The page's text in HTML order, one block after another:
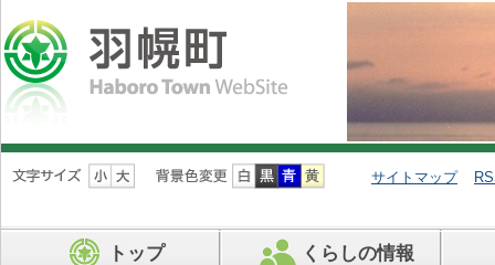
ナ
ビ
サイトマップ
トップ くらしの情報